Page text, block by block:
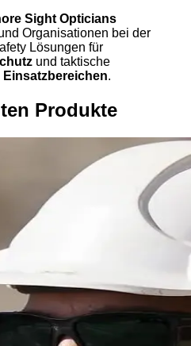
Sight Opticians
Organisationen bei der
Lösungen für
und taktische
.
Produkte